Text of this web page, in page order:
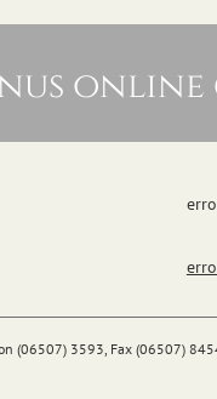
online
(06507) 3593, Fax (06507)